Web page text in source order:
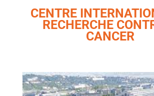
CENTRE
RECHERCHE
CANCER